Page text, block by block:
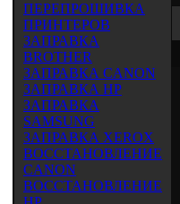
ПЕРЕПРОШИВКА
ПРИНТЕРОВ
ЗАПРАВКА
BROTHER
ЗАПРАВКА CANON
ЗАПРАВКА HP
ЗАПРАВКА
SAMSUNG
ЗАПРАВКА XEROX
ВОССТАНОВЛЕНИЕ
CANON
ВОССТАНОВЛЕНИЕ